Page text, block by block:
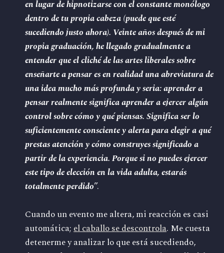
en lugar de hipnotizarse con el constante monólogo
dentro de tu propia cabeza (puede que esté
sucediendo justo ahora). Veinte años después de mi
propia graduación, he llegado gradualmente a
entender que el cliché de las artes liberales sobre
enseñarte a pensar es en realidad una abreviatura de
una idea mucho más profunda y seria: aprender a
pensar realmente significa aprender a ejercer algún
control sobre cómo y qué piensas. Significa ser lo
suficientemente consciente y alerta para elegir a qué
prestas atención y cómo construyes significado a
partir de la experiencia. Porque si no puedes ejercer
este tipo de elección en la vida adulta, estarás
totalmente perdido”.
Cuando un evento me altera, mi reacción es casi
automática;el caballo se descontrola. Me cuesta
detenerme y analizar lo que está sucediendo,